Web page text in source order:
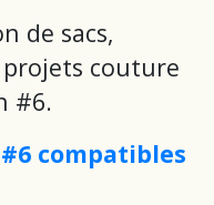
de sacs,
projets couture
#6.
compatibles